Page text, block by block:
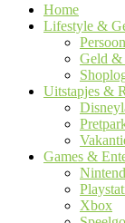
Home
Lifestyle &
Geld &
Uitstapjes &
Games &
Xbox